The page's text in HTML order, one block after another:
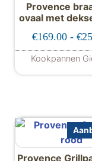
Provence
ovaal met
€169.00 - €
Kookpannen
Dit
Provence